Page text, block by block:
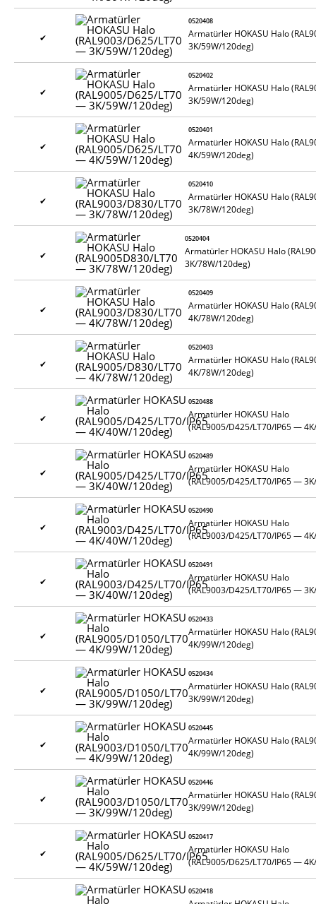
✔
0520408
Armatürler HOKASU Halo
3K/59W/120deg)
✔
0520402
Armatürler HOKASU Halo
3K/59W/120deg)
✔
0520401
Armatürler HOKASU Halo
4K/59W/120deg)
✔
0520410
Armatürler HOKASU Halo
3K/78W/120deg)
✔
0520404
Armatürler HOKASU Halo
3K/78W/120deg)
✔
0520409
Armatürler HOKASU Halo
4K/78W/120deg)
✔
0520403
Armatürler HOKASU Halo
4K/78W/120deg)
✔
0520488
Armatürler HOKASU Halo
(RAL9005/D425/LT70/IP65 —
✔
0520489
Armatürler HOKASU Halo
(RAL9005/D425/LT70/IP65 —
✔
0520490
Armatürler HOKASU Halo
(RAL9003/D425/LT70/IP65 —
✔
0520491
Armatürler HOKASU Halo
(RAL9003/D425/LT70/IP65 —
✔
0520433
Armatürler HOKASU Halo
4K/99W/120deg)
✔
0520434
Armatürler HOKASU Halo
3K/99W/120deg)
✔
0520445
Armatürler HOKASU Halo
4K/99W/120deg)
✔
0520446
Armatürler HOKASU Halo
3K/99W/120deg)
✔
0520417
Armatürler HOKASU Halo
(RAL9005/D625/LT70/IP65 —
0520418